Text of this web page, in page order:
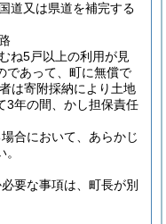
道又は県道を補完する
ね5戸以上の利用が見
であって、町に無償で
は寄附採納により土地
3年の間、かし担保責任
合において、あらかじ
要な事項は、町長が別